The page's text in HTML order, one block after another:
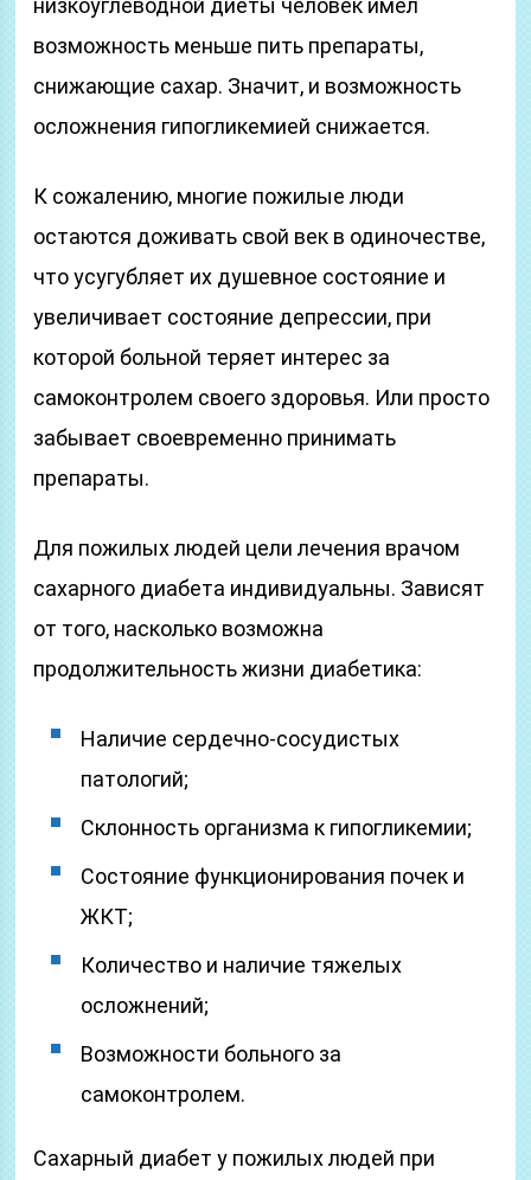
низкоуглеводной диеты человек имел
возможность меньше пить препараты,
снижающие сахар. Значит, и возможность
осложнения гипогликемией снижается.
К сожалению, многие пожилые люди
остаются доживать свой век в одиночестве,
что усугубляет их душевное состояние и
увеличивает состояние депрессии, при
которой больной теряет интерес за
самоконтролем своего здоровья. Или просто
забывает своевременно принимать
препараты.
Для пожилых людей цели лечения врачом
сахарного диабета индивидуальны. Зависят
от того, насколько возможна
продолжительность жизни диабетика:
Наличие сердечно-сосудистых
патологий;
Склонность организма к гипогликемии;
Состояние функционирования почек и
ЖКТ;
Количество и наличие тяжелых
осложнений;
Возможности больного за
самоконтролем.
Сахарный диабет у пожилых людей при